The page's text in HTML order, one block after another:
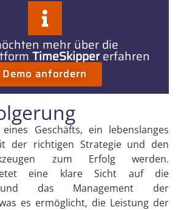
mehr über die
TimeSkippererfahren
Demo anfordern
Geschäfts, ein lebenslanges
der richtigen Strategie und den
zum Erfolg werden.
eine klare Sicht auf die
und das Management der
es ermöglicht, die Leistung der